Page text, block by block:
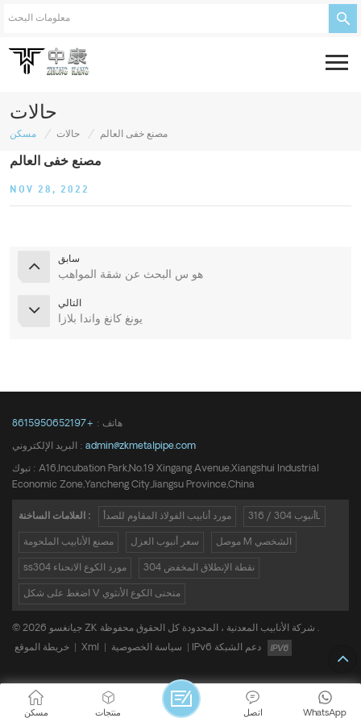
حالات
مسكن / حالات / مصنع خفى العالم
مصنع خفى العالم
NOV 28, 2022
سابق
هو س البحث عن شقة المواهب
التالي
يونغ كانغ واندا بلازا
هاتف : +8615950652197
البريد الإلكتروني : admin@zkmetalpipe.com
تبوك : A16,Incubation Park,No.19 Xingang Avenue,Xiangshui Industrial
Economic Zone,Yancheng City,Jiangsu Province,China
العلامات الساخنة : مورد أنابيب الفولاذ المقاوم للصدأ أنبوب 304 / 316L
مصنع الأنابيب الملحومة سعر أنبوب العزل موصل M الشخصي
ss304 مورد الكوع الانحناء 304 نقطة الإنطلاق المخفض
اضغط على شكل V منحنى الكوع الأنثوي
© 2026 جيانغسو ZK شركة الأنابيب المعدنية ، المحدودة كل الحقوق محفوظة .
خريطة الموقع
Xml سياسة الخصوصية
مسكن منتجات WhatsApp اتصل